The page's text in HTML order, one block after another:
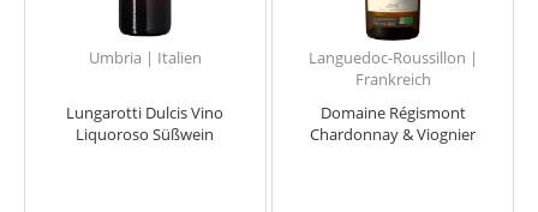
Umbria | Italien
Lungarotti Dulcis Vino
Liquoroso Süßwein
Languedoc-Roussillon |
Frankreich
Domaine Régismont
Chardonnay & Viognier